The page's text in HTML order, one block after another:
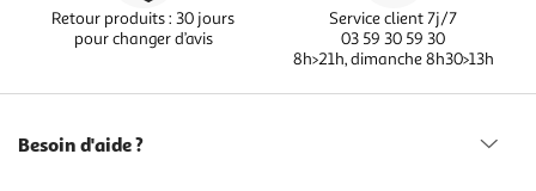
Retour produits : 30 jours
pour changer d’avis
Service client 7j/7
03 59 30 59 30
8h>21h, dimanche 8h30>13h
Besoin d'aide ?